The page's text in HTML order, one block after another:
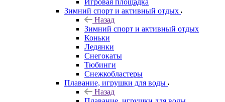
Игровая площадка
Зимний спорт и активный отдых
Назад
Зимний спорт и активный отдых
Коньки
Ледянки
Снегокаты
Тюбинги
Снежкобластеры
Плавание, игрушки для воды
Назад